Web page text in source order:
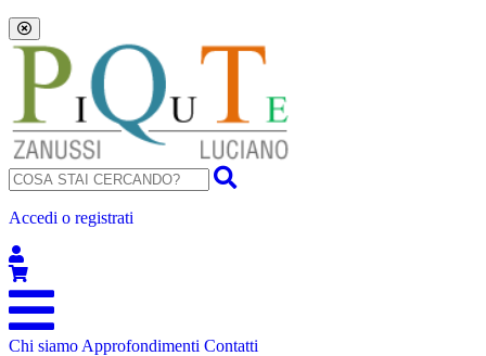
Accedi o registrati
Chi siamo Approfondimenti Contatti